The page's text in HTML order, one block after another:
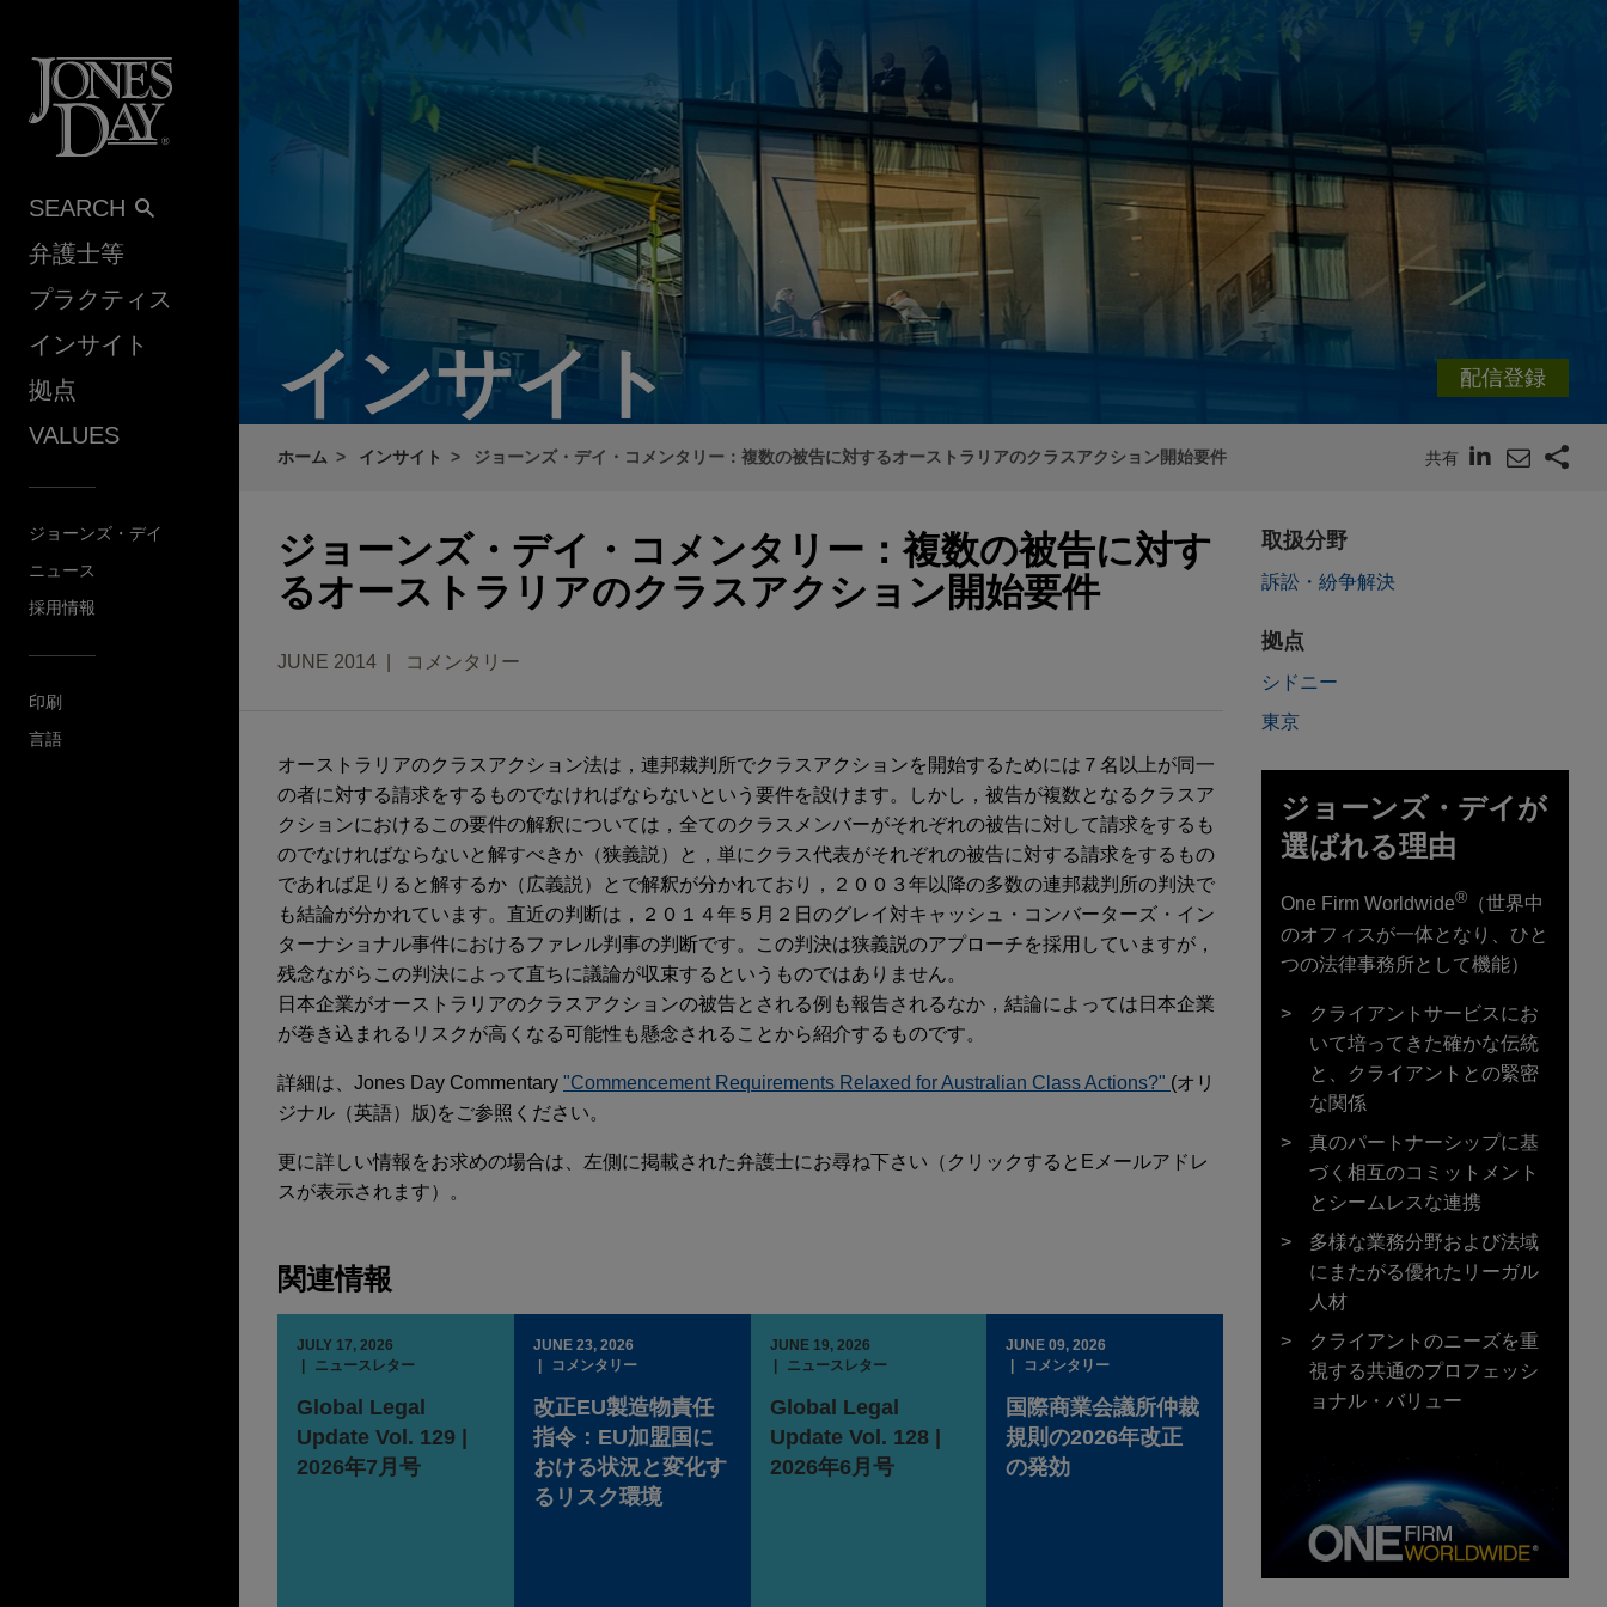
SEARCH
弁護士等
プラクティス
インサイト
拠点
VALUES
ジョーンズ・デイ
ニュース
採用情報
印刷
言語
インサイト 配信登録
ホーム インサイト ジョーンズ・デイ・コメンタリー：複数の被告に対するオーストラリアのクラスアクション開始要件 共有
ジョーンズ・デイ・コメンタリー：複数の被告に対す
るオーストラリアのクラスアクション開始要件
JUNE 2014 コメンタリー
オーストラリアのクラスアクション法は，連邦裁判所でクラスアクションを開始するためには７名以上が同一
の者に対する請求をするものでなければならないという要件を設けます。しかし，被告が複数となるクラスア
クションにおけるこの要件の解釈については，全てのクラスメンバーがそれぞれの被告に対して請求をするも
のでなければならないと解すべきか（狭義説）と，単にクラス代表がそれぞれの被告に対する請求をするもの
であれば足りると解するか（広義説）とで解釈が分かれており，２００３年以降の多数の連邦裁判所の判決で
も結論が分かれています。直近の判断は，２０１４年５月２日のグレイ対キャッシュ・コンバーターズ・イン
ターナショナル事件におけるファレル判事の判断です。この判決は狭義説のアプローチを採用していますが，
残念ながらこの判決によって直ちに議論が収束するというものではありません。
日本企業がオーストラリアのクラスアクションの被告とされる例も報告されるなか，結論によっては日本企業
が巻き込まれるリスクが高くなる可能性も懸念されることから紹介するものです。
詳細は、Jones Day Commentary "Commencement Requirements Relaxed for Australian Class Actions?" (オリ
ジナル（英語）版)をご参照ください。
更に詳しい情報をお求めの場合は、左側に掲載された弁護士にお尋ね下さい（クリックするとEメールアドレ
スが表示されます）。
関連情報
JULY 17, 2026
ニュースレター
Global Legal
Update Vol. 129 |
2026年7月号
JUNE 23, 2026
コメンタリー
改正EU製造物責任
指令：EU加盟国に
おける状況と変化す
るリスク環境
JUNE 19, 2026
ニュースレター
Global Legal
Update Vol. 128 |
2026年6月号
JUNE 09, 2026
コメンタリー
国際商業会議所仲裁
規則の2026年改正
の発効
取扱分野
訴訟・紛争解決
拠点
シドニー
東京
ジョーンズ・デイが
選ばれる理由
One Firm Worldwide® （世界中
のオフィスが一体となり、ひと
つの法律事務所として機能）
クライアントサービスにお
いて培ってきた確かな伝統
と、クライアントとの緊密
な関係
真のパートナーシップに基
づく相互のコミットメント
とシームレスな連携
多様な業務分野および法域
にまたがる優れたリーガル
人材
クライアントのニーズを重
視する共通のプロフェッシ
ョナル・バリュー